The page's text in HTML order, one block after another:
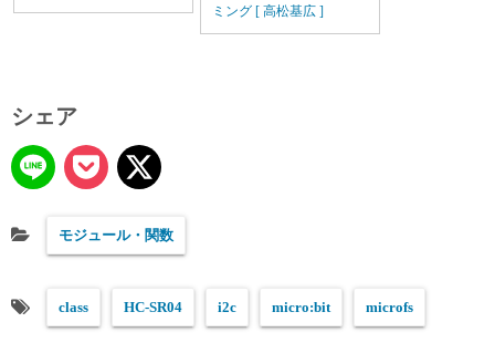
ミング [ 高松基広 ]
シェア
モジュール・関数
class HC-SR04 i2c micro:bit microfs